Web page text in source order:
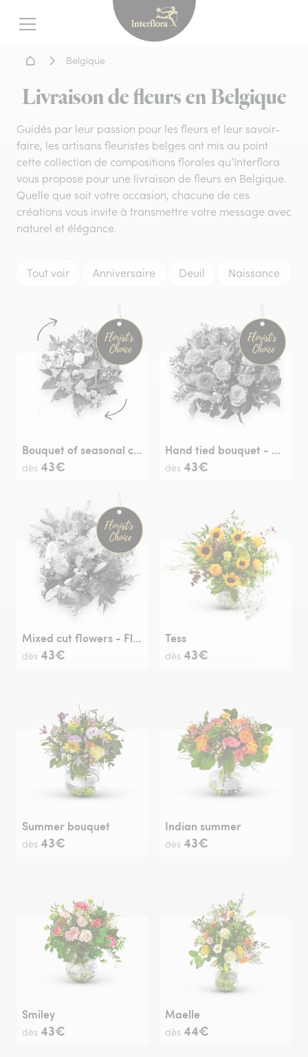
Menu
Interflora - livraison
Accueil - Livraison fleurs
Belgique
Livraison de fleurs en Belgique
Guidés par leur passion pour les fleurs et leur savoir-
faire, les artisans fleuristes belges ont mis au point
cette collection de compositions florales qu’Interflora
vous propose pour une livraison de fleurs en Belgique.
Quelle que soit votre occasion, chacune de ces
créations vous invite à transmettre votre message avec
naturel et élégance.
Tout voir Anniversaire Deuil Naissance
Bouquet of seasonal cut flowers - Florist’s Choice
dès 43€
Hand tied bouquet - Florist’s Choice
dès 43€
Mixed cut flowers - Florist’s Choice
dès 43€
Tess
dès 43€
Summer bouquet
dès 43€
Indian summer
dès 43€
Smiley
dès 43€
Maelle
dès 44€